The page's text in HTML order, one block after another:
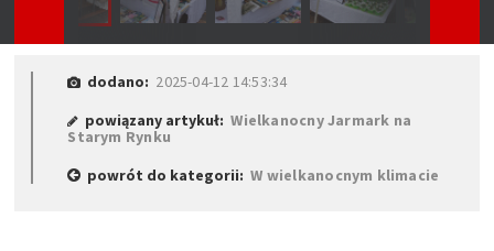
dodano: 2025-04-12 14:53:34
powiązany artykuł:Wielkanocny Jarmark na
Starym Rynku
powrót do kategorii:W wielkanocnym klimacie